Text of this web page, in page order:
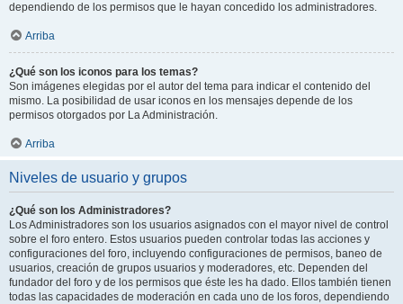
dependiendo de los permisos que le hayan concedido los administradores.
Arriba
¿Qué son los iconos para los temas?
Son imágenes elegidas por el autor del tema para indicar el contenido del
mismo. La posibilidad de usar iconos en los mensajes depende de los
permisos otorgados por La Administración.
Arriba
Niveles de usuario y grupos
¿Qué son los Administradores?
Los Administradores son los usuarios asignados con el mayor nivel de control
sobre el foro entero. Estos usuarios pueden controlar todas las acciones y
configuraciones del foro, incluyendo configuraciones de permisos, baneo de
usuarios, creación de grupos usuarios y moderadores, etc. Dependen del
fundador del foro y de los permisos que éste les ha dado. Ellos también tienen
todas las capacidades de moderación en cada uno de los foros, dependiendo